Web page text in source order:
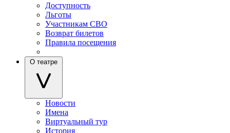
Доступность
Льготы
Участникам СВО
Возврат билетов
Правила посещения
О театре
Новости
Имена
Виртуальный тур
История